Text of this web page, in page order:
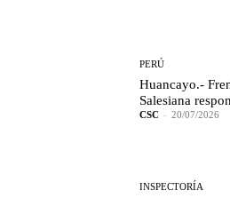
PERÚ
Huancayo.-
Salesiana
CSC - 20/07/2026
INSPECTORÍA